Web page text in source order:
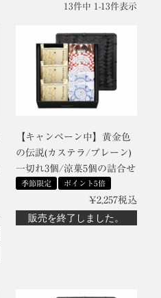
13件中 1 -13件表示
【キャンペーン中】黄金色
の伝説(カステラ/プレーン)
一切れ3個/涼菓5個の詰合せ
季節限定 ポイント5倍
¥2,257税込
販売を終了しました。